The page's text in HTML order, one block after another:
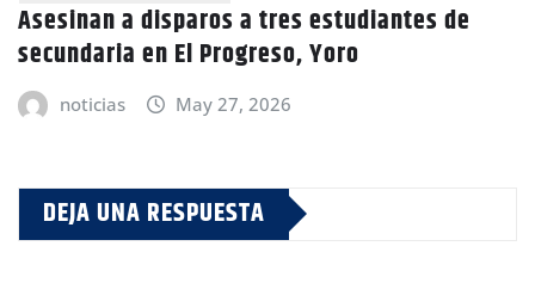
Asesinan a disparos a tres estudiantes de
secundaria en El Progreso, Yoro
noticias May 27, 2026
DEJA UNA RESPUESTA